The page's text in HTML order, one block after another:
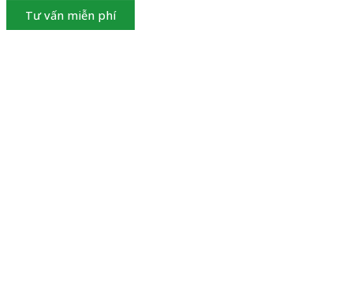
Tư vấn miễn phí